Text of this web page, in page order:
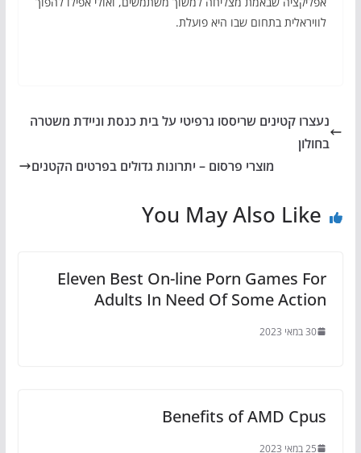
לוויראלית בתחום שבו היא פועלת.
נעצרו קטינים שריססו גרפיטי על בית כנסת וניידת משטרה
בחולון
מוצרי פרסום – יתרונות גדולים בפרטים הקטנים
You May Also Like
Eleven Best On-line Porn Games For
Adults In Need Of Some Action
30 במאי 2023
Benefits of AMD Cpus
25 במאי 2023